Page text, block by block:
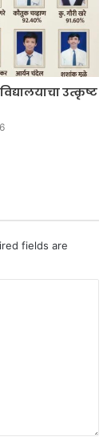
उत्कृष्ट
fields are